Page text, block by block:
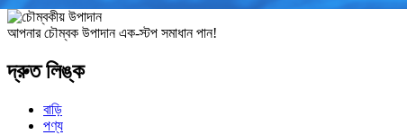
আপনার চৌম্বক উপাদান এক-স্টপ সমাধান পান!
দ্রুত লিঙ্ক
বাড়ি
পণ্য